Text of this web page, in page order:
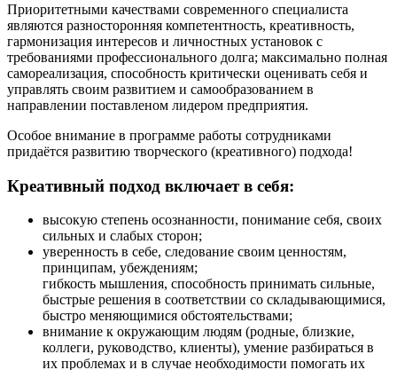
Приоритетными качествами современного специалиста
являются разносторонняя компетентность, креативность,
гармонизация интересов и личностных установок с
требованиями профессионального долга; максимально полная
самореализация, способность критически оценивать себя и
управлять своим развитием и самообразованием в
направлении поставленом лидером предприятия.
Особое внимание в программе работы сотрудниками
придаётся развитию творческого (креативного) подхода!
Креативный подход включает в себя:
высокую степень осознанности, понимание себя, своих
сильных и слабых сторон;
уверенность в себе, следование своим ценностям,
принципам, убеждениям;
гибкость мышления, способность принимать сильные,
быстрые решения в соответствии со складывающимися,
быстро меняющимися обстоятельствами;
внимание к окружающим людям (родные, близкие,
коллеги, руководство, клиенты), умение разбираться в
их проблемах и в случае необходимости помогать их